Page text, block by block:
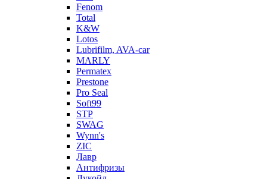
Fenom
Total
K&W
Lotos
Lubrifilm, AVA-car
MARLY
Permatex
Prestone
Pro Seal
Soft99
STP
SWAG
Wynn's
ZIC
Лавр
Антифризы